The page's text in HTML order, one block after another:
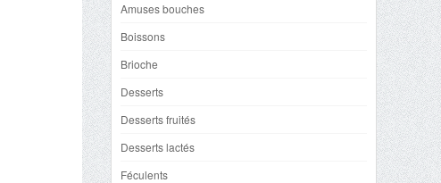
Amuses bouches
Boissons
Brioche
Desserts
Desserts fruités
Desserts lactés
Féculents